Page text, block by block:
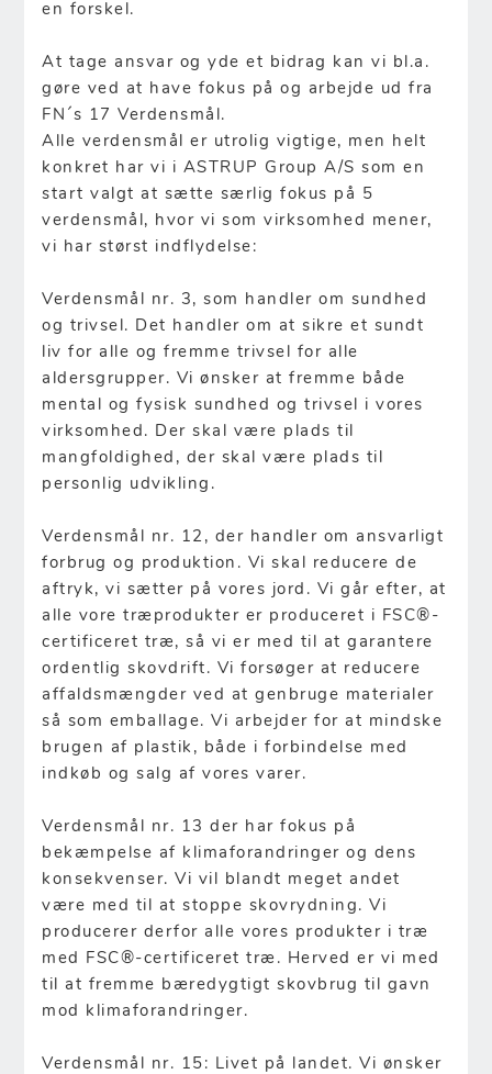
en forskel.
At tage ansvar og yde et bidrag kan vi bl.a.
gøre ved at have fokus på og arbejde ud fra
FN´s 17 Verdensmål.
Alle verdensmål er utrolig vigtige, men helt
konkret har vi i ASTRUP Group A/S som en
start valgt at sætte særlig fokus på 5
verdensmål, hvor vi som virksomhed mener,
vi har størst indflydelse:
Verdensmål nr. 3, som handler om sundhed
og trivsel. Det handler om at sikre et sundt
liv for alle og fremme trivsel for alle
aldersgrupper. Vi ønsker at fremme både
mental og fysisk sundhed og trivsel i vores
virksomhed. Der skal være plads til
mangfoldighed, der skal være plads til
personlig udvikling.
Verdensmål nr. 12, der handler om ansvarligt
forbrug og produktion. Vi skal reducere de
aftryk, vi sætter på vores jord. Vi går efter, at
alle vore træprodukter er produceret i FSC®-
certificeret træ, så vi er med til at garantere
ordentlig skovdrift. Vi forsøger at reducere
affaldsmængder ved at genbruge materialer
så som emballage. Vi arbejder for at mindske
brugen af plastik, både i forbindelse med
indkøb og salg af vores varer.
Verdensmål nr. 13 der har fokus på
bekæmpelse af klimaforandringer og dens
konsekvenser. Vi vil blandt meget andet
være med til at stoppe skovrydning. Vi
producerer derfor alle vores produkter i træ
med FSC®-certificeret træ. Herved er vi med
til at fremme bæredygtigt skovbrug til gavn
mod klimaforandringer.
Verdensmål nr. 15: Livet på landet. Vi ønsker